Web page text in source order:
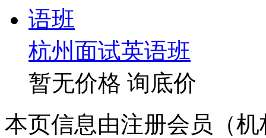
杭州面试英语班
暂无价格 询底价
本页信息由注册会员（